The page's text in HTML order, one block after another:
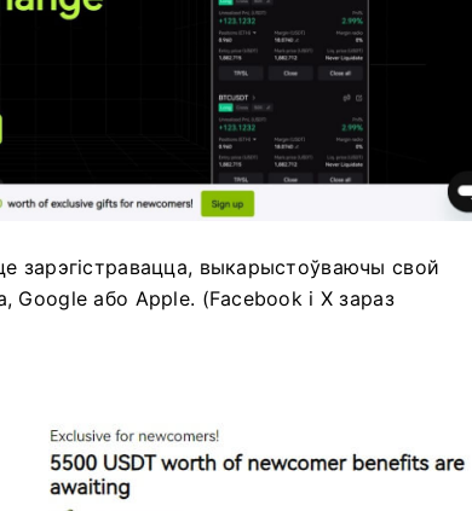
зарэгістравацца, выкарыстоўваючы свой
Google або Apple. (Facebook і X зараз